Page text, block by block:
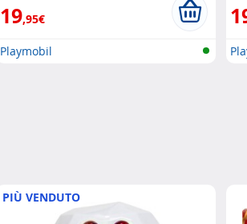
19,95€
Playmobil
PIÙ VENDUTO